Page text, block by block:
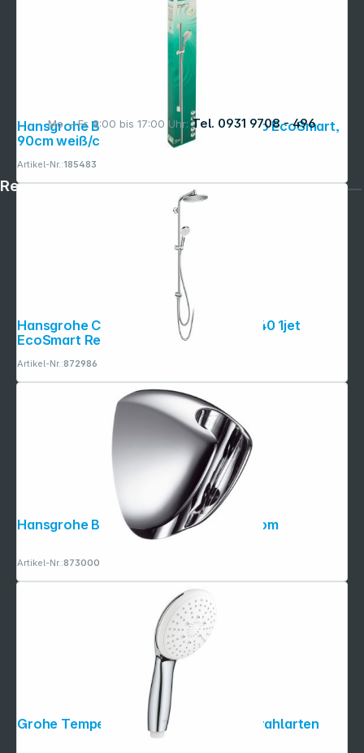
Mo. – Fr. 8:00 bis 17:00 Uhr: Tel. 0931 9708 - 496
Hansgrohe Brausenset Crometta Vario EcoSmart,
90cm weiß/chrom
Artikel-Nr.:185483
Hansgrohe Crometta S Showerpipe 240 1jet
EcoSmart Reno chrom
Artikel-Nr.:872986
Hansgrohe Brausehalter Porter C chrom
Artikel-Nr.:873000
Grohe Tempesta 110 Handbrause 3 Strahlarten
Rechtliches
Folgen Sie uns auf